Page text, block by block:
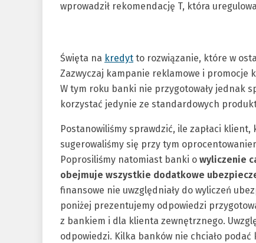
wprowadził rekomendację T, która
Święta na kredyt to rozwiązanie, które w
Zazwyczaj kampanie reklamowe i promocje
W tym roku banki nie przygotowały jednak
korzystać jedynie ze standardowych
Postanowiliśmy sprawdzić, ile zapłaci klient,
sugerowaliśmy się przy tym
Poprosiliśmy natomiast banki o wyliczenie
obejmuje wszystkie dodatkowe
finansowe nie uwzględniały do wyliczeń
poniżej prezentujemy odpowiedzi
z bankiem i dla klienta zewnętrznego.
odpowiedzi. Kilka banków nie chciało